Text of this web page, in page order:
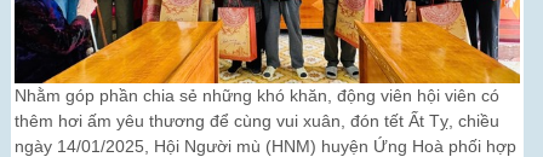
Nhằm góp phần chia sẻ những khó khăn, động viên hội viên có
thêm hơi ấm yêu thương để cùng vui xuân, đón tết Ất Tỵ, chiều
ngày 14/01/2025, Hội Người mù (HNM) huyện Ứng Hoà phối hợp